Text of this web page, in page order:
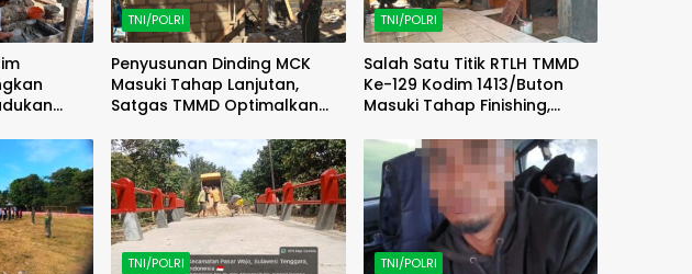
TNI/POLRI
Penyusunan Dinding MCK
Masuki Tahap Lanjutan,
Satgas TMMD Optimalkan
TNI/POLRI
Salah Satu Titik RTLH TMMD
Ke-129 Kodim 1413/Buton
Masuki Tahap Finishing,
Nyata
TNI/POLRI TNI/POLRI